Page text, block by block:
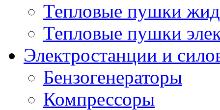
Тепловые пушки
Тепловые пушки
Электростанции и
Бензогенераторы
Компрессоры